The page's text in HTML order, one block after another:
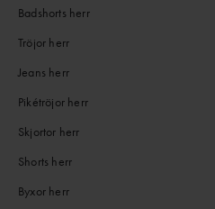
Badshorts herr
Tröjor herr
Jeans herr
Pikétröjor herr
Skjortor herr
Shorts herr
Byxor herr